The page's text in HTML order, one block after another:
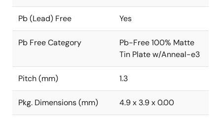
Pb (Lead) Free Yes
Pb Free Category
Pb-Free 100% Matte
Tin Plate w/Anneal-e3
Pitch (mm) 1.3
Pkg. Dimensions (mm) 4.9 x 3.9 x 0.00